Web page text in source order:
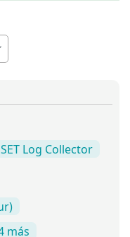
Log Collector
más